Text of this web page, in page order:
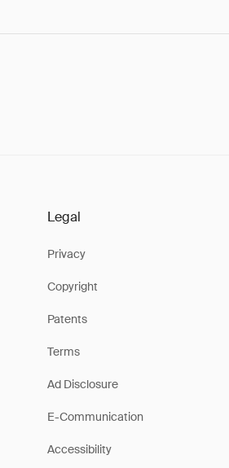
Legal
Privacy
Copyright
Patents
Terms
Ad Disclosure
E-Communication
Accessibility